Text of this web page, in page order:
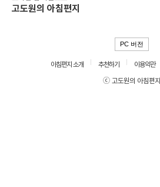
고도원의 아침편지
PC 버전
아침편지 소개 추천하기 이용약관
ⓒ 고도원의 아침편지